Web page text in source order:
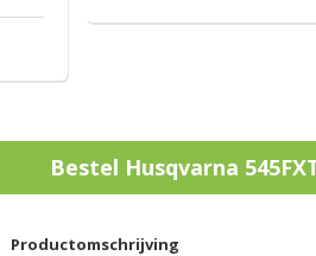
Bestel Husqvarna
Productomschrijving